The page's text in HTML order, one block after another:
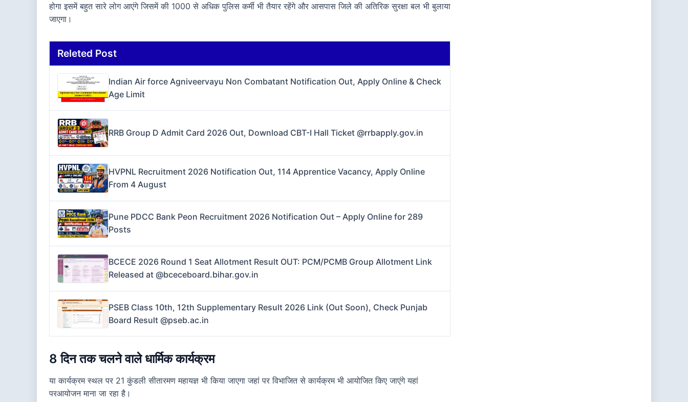
होगा इसमें बहुत सारे लोग आएंगे जिसमें की 1000 से अधिक पुलिस कर्मी भी तैयार रहेंगे और आसपास जिले की अतिरिक सुरक्षा बल भी बुलाया
जाएगा।
Releted Post
Indian Air force Agniveervayu Non Combatant Notification Out, Apply Online & Check
Age Limit
RRB Group D Admit Card 2026 Out, Download CBT-I Hall Ticket @rrbapply.gov.in
HVPNL Recruitment 2026 Notification Out, 114 Apprentice Vacancy, Apply Online
From 4 August
Pune PDCC Bank Peon Recruitment 2026 Notification Out – Apply Online for 289
Posts
BCECE 2026 Round 1 Seat Allotment Result OUT: PCM/PCMB Group Allotment Link
Released at @bceceboard.bihar.gov.in
PSEB Class 10th, 12th Supplementary Result 2026 Link (Out Soon), Check Punjab
Board Result @pseb.ac.in
8 दिन तक चलने वाले धार्मिक कार्यक्रम
या कार्यक्रम स्थल पर 21 कुंडली सीतारमण महायज्ञ भी किया जाएगा जहां पर विभाजित से कार्यक्रम भी आयोजित किए जाएंगे यहां
परआयोजन माना जा रहा है।